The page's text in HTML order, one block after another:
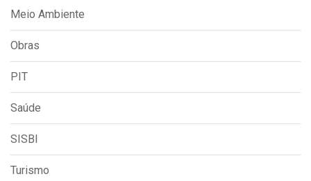
Meio Ambiente
Obras
PIT
Saúde
SISBI
Turismo